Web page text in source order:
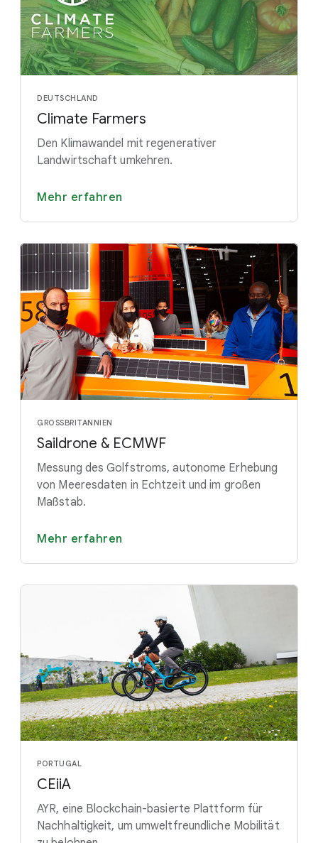
DEUTSCHLAND
Climate Farmers
Den Klimawandel mit regenerativer
Landwirtschaft umkehren.
Mehr erfahren
GROSSBRITANNIEN
Saildrone & ECMWF
Messung des Golfstroms, autonome Erhebung
von Meeresdaten in Echtzeit und im großen
Maßstab.
Mehr erfahren
PORTUGAL
CEiiA
AYR, eine Blockchain-basierte Plattform für
Nachhaltigkeit, um umweltfreundliche Mobilität